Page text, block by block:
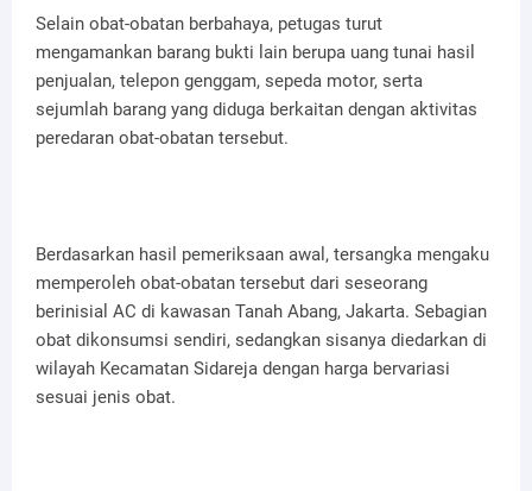
Selain obat-obatan berbahaya, petugas turut
mengamankan barang bukti lain berupa uang tunai hasil
penjualan, telepon genggam, sepeda motor, serta
sejumlah barang yang diduga berkaitan dengan aktivitas
peredaran obat-obatan tersebut.
Berdasarkan hasil pemeriksaan awal, tersangka mengaku
memperoleh obat-obatan tersebut dari seseorang
berinisial AC di kawasan Tanah Abang, Jakarta. Sebagian
obat dikonsumsi sendiri, sedangkan sisanya diedarkan di
wilayah Kecamatan Sidareja dengan harga bervariasi
sesuai jenis obat.